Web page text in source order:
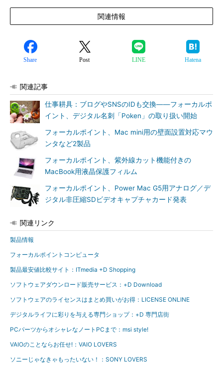
関連情報
Share Post LINE Hatena
関連記事
仕事耕具：ブログやSNSのIDも交換――フォーカルポ
イント、デジタル名刺「Poken」の取り扱い開始
フォーカルポイント、Mac mini用の壁面設置対応マウ
ンタなど2製品
フォーカルポイント、紫外線カット機能付きの
MacBook用液晶保護フィルム
フォーカルポイント、Power Mac G5用アナログ／デ
ジタル非圧縮SDビデオキャプチャカード発表
関連リンク
製品情報
フォーカルポイントコンピュータ
製品最安値比較サイト：ITmedia +D Shopping
ソフトウェアダウンロード販売サービス：+D Download
ソフトウェアのライセンスはまとめ買いがお得：LICENSE ONLINE
デジタルライフに彩りを与える専門ショップ：+D 専門店街
PCパーツからオシャレなノートPCまで：msi style!
VAIOのことならお任せ!：VAIO LOVERS
ソニーじゃなきゃもったいない！：SONY LOVERS